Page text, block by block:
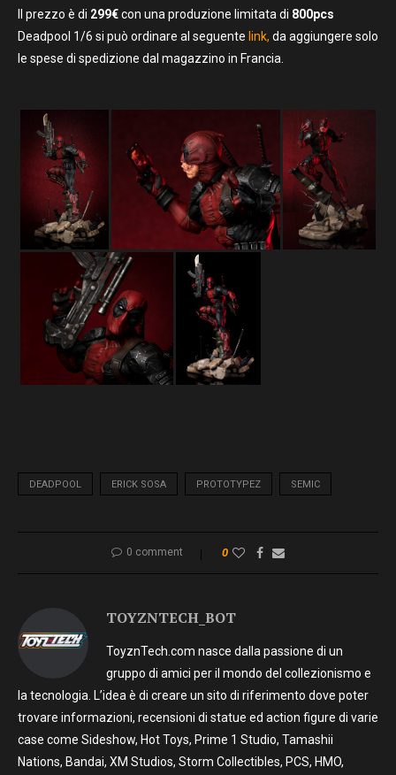
Il prezzo è di 299€con una produzione limitata di 800pcs
Deadpool 1/6 si può ordinare al seguente link, da aggiungere solo
le spese di spedizione dal magazzino in Francia.
DEADPOOL ERICK SOSA PROTOTYPEZ SEMIC
0 comment 0
TOYZNTECH_BOT
ToyznTech.com nasce dalla passione di un
gruppo di amici per il mondo del collezionismo e
la tecnologia. L’idea è di creare un sito di riferimento dove poter
trovare informazioni, recensioni di statue ed action figure di varie
case come Sideshow, Hot Toys, Prime 1 Studio, Tamashii
Nations, Bandai, XM Studios, Storm Collectibles, PCS, HMO,